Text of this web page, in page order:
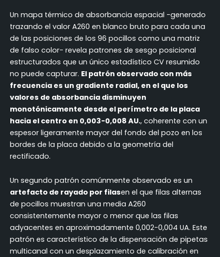
Un mapa térmico de absorbancia espacial -generado
trazando el valor A260 en blanco bruto para cada una
de las posiciones de los 96 pocillos como una matriz
de falso color- revela patrones de sesgo posicional
estructurados que un único estadístico CV resumido
no puede capturar. El patrón observado con más
frecuencia es un gradiente radial, en el que los
valores de absorbancia disminuyen
monotónicamente desde el perímetro de la placa
hacia el centro en 0,003-0,008 AU., coherente con un
espesor ligeramente mayor del fondo del pozo en los
bordes de la placa debido a la geometría del
rectificado.
Un segundo patrón comúnmente observado es un
artefacto de rayado por filasen el que filas alternas
de pocillos muestran una media A260
consistentemente mayor o menor que las filas
adyacentes en aproximadamente 0,002-0,004 UA. Este
patrón es característico de la dispensación de pipetas
multicanal con un desplazamiento de calibración en